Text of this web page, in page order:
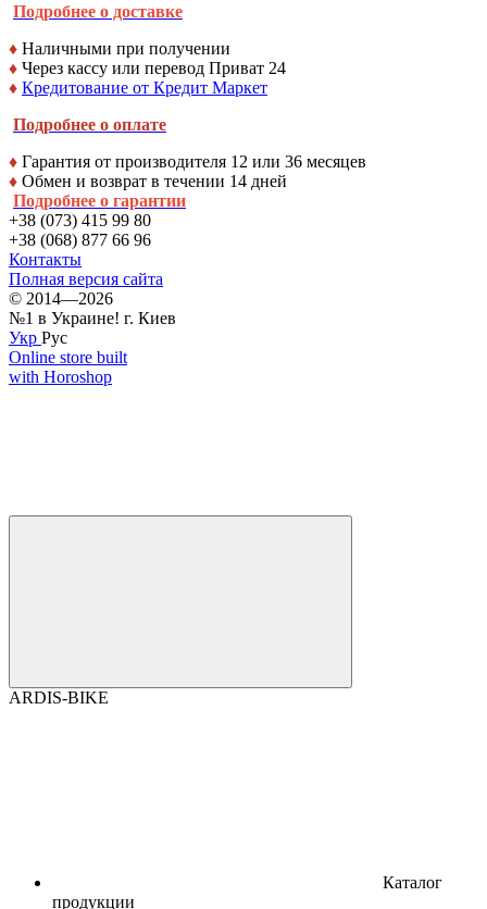
Подробнее о доставке
♦ Наличными при получении
♦ Через кассу или перевод Приват 24
♦ Кредитование от Кредит Маркет
Подробнее о оплате
♦ Гарантия от производителя 12 или 36 месяцев
♦ Обмен и возврат в течении 14 дней
Подробнее о гарантии
+38 (073) 415 99 80
+38 (068) 877 66 96
Контакты
Полная версия сайта
© 2014—2026
№1 в Украине! г. Киев
Укр Рус
Online store built
with Horoshop
ARDIS-BIKE
Каталог
продукции